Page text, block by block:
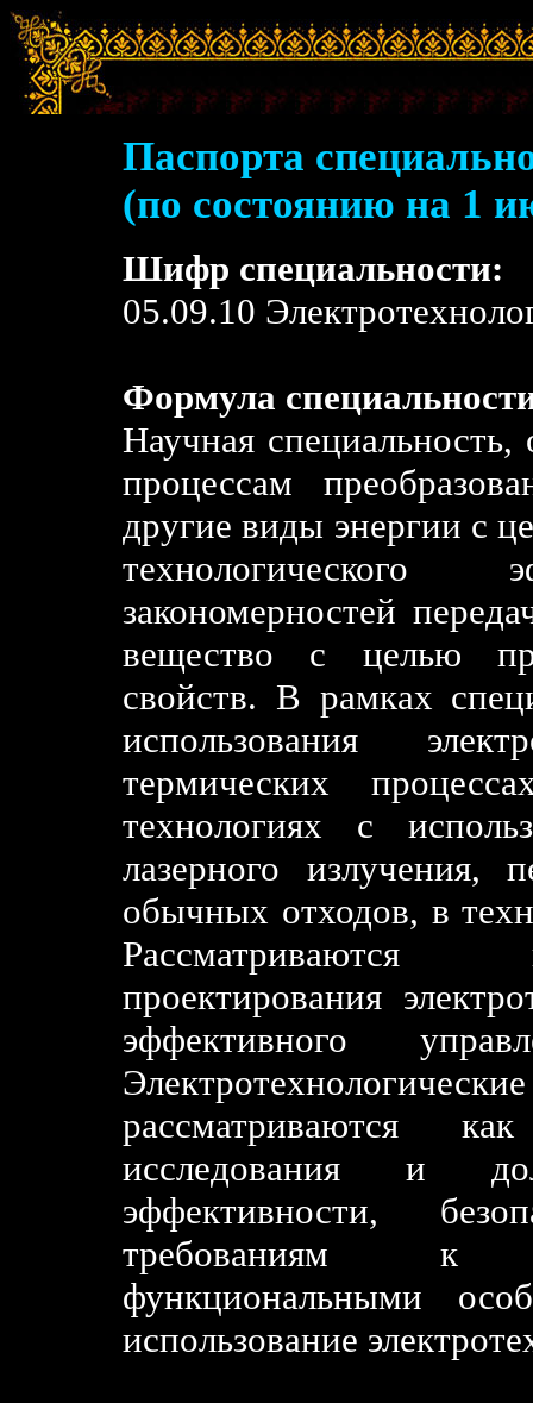
Паспорта
(по состоянию на 1
Шифр специальности:
05.09.10
Формула
Научная
процессам
другие виды энергии с
закономерностей
вещество с целью
свойств. В рамках
использования
термических
технологиях с
лазерного излучения,
обычных отходов, в
Рассматриваются
проектирования
эффективного
рассматриваются
исследования и
эффективности,
требованиям к
функциональными
использование